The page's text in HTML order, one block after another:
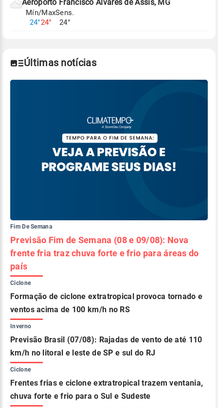
Aeroporto Francisco Alvares de Assis, MG
Mín/Max
24°24°
Sens.
24°
Últimas notícias
Fim De Semana
Previsão Fim de Semana (08 e 09/08): Nova
frente fria traz chuva forte e frio para áreas do
país
Ciclone
Formação de ciclone extratropical provoca tornado e
ventos acima de 100 km/h no RS
Inverno
Previsão Brasil (07/08): Rajadas de vento de até 110
km/h no litoral e leste de SP e sul do RJ
Ciclone
Frentes frias e ciclone extratropical trazem ventania,
chuva forte e frio para o Sul e Sudeste